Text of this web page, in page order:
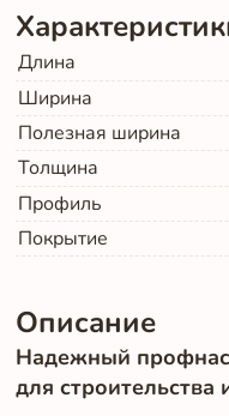
Длина
Ширина
Полезная ширина
Толщина
Профиль
Покрытие
Описание
Надежный
для